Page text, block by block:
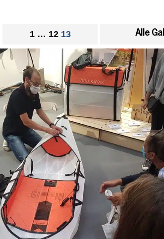
1 … 12 13 Alle